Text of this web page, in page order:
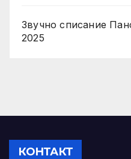
Звучно списание
2025
КОНТАКТ